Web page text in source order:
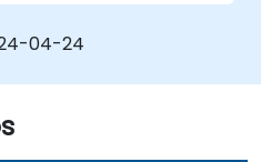
de
desarrollar, probar
04-24